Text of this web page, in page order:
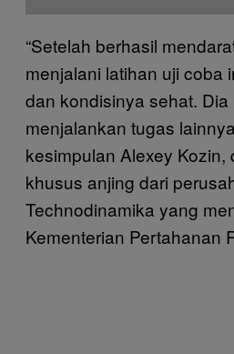
“Setelah berhasil
menjalani latihan uji coba
dan kondisinya sehat.
menjalankan tugas
kesimpulan Alexey
khusus anjing dari
Technodinamika yang
Kementerian Pertahanan